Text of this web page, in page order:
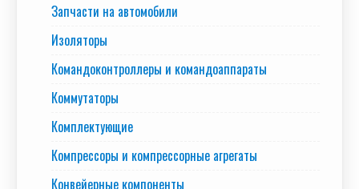
Запчасти на автомобили
Изоляторы
Командоконтроллеры и командоаппараты
Коммутаторы
Комплектующие
Компрессоры и компрессорные агрегаты
Конвейерные компоненты